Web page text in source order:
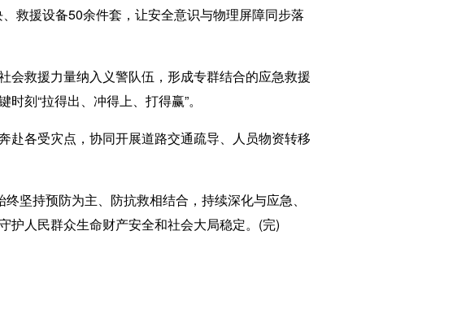
救援设备50余件套，让安全意识与物理屏障同步落
救援力量纳入义警队伍，形成专群结合的应急救援
刻“拉得出、冲得上、打得赢”。
各受灾点，协同开展道路交通疏导、人员物资转移
持预防为主、防抗救相结合，持续深化与应急、
护人民群众生命财产安全和社会大局稳定。(完)